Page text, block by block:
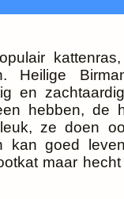
Heilige
en
hebben, de
ze doen
kan goed
maar